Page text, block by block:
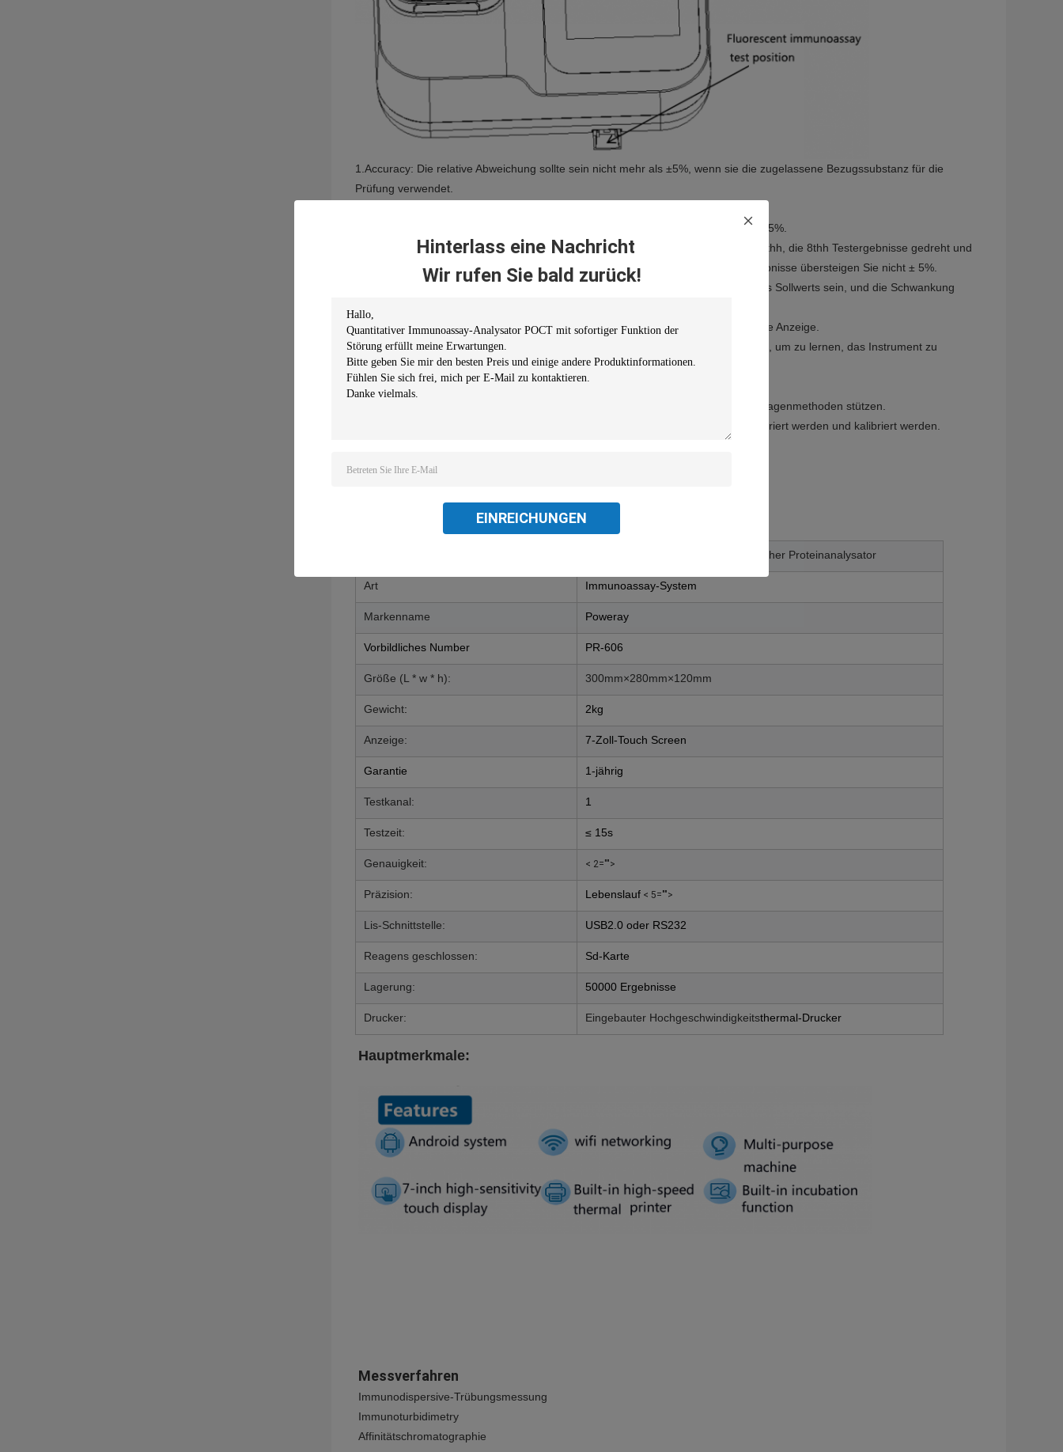
Hinterlass eine Nachricht
Wir rufen Sie bald zurück!
EINREICHUNGEN
1.Accuracy: Die relative Abweichung sollte sein nicht mehr als ±5%, wenn sie die zugelassene Bezugssubstanz für die
Prüfung verwendet.
3. Wiederholbarkeit: ausgedrückt als Variationskoeffizient Lebenslauf, erforderte ≤ 5%.
Stabilität 4.analyzer: der Analysator wird an in einen stabilen Arbeitszustand, das 4thh, die 8thh Testergebnisse gedreht und
in einem stabilen Arbeitszustand zu Beginn der relativen Abweichung der Testergebnisse übersteigen Sie nicht ± 5%.
5. Temperaturüberwachung: Die Temperaturgenauigkeit sollte innerhalb ±0.5℃ des Sollwerts sein, und die Schwankung
sollte 1.0℃ nicht übersteigen.
6,7-Zoll-Farbkapazitiver Note LCD-Bildschirm, einfach zu benützen, klare und kurze Anzeige.
7. dynamische Videodemonstration der Testschritte, den Betreiber groß erleichtern, um zu lernen, das Instrument zu
betreiben.
8. Mit macht-auf Selbsttestfunktion.
9. Mit der Speicher- und Fragenfunktion der Ergebnisse, kann eine Vielzahl von Fragenmethoden stützen.
10. Mit der Funktion von hereinkommenden Kalibrierungsinformationen, kann kalibriert werden und kalibriert werden.
Karte-artiger automatischer spezifischer Proteinanalysator
Art Immunoassay-System
Markenname Poweray
Vorbildliches Number PR-606
Größe (L * w * h): 300mm×280mm×120mm
Gewicht: 2kg
Anzeige: 7-Zoll-Touch Screen
Garantie 1-jährig
Testkanal: 1
Testzeit: ≤ 15s
Genauigkeit: < 2="">
Präzision: Lebenslauf < 5="">
Lis-Schnittstelle: USB2.0 oder RS232
Reagens geschlossen: Sd-Karte
Lagerung: 50000 Ergebnisse
Drucker: Eingebauter Hochgeschwindigkeitsthermal-Drucker
Hauptmerkmale:
Messverfahren
Immunodispersive-Trübungsmessung
Immunoturbidimetry
Affinitätschromatographie